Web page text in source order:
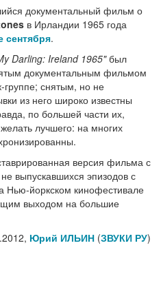
документальный фильм о
в Ирландии 1965 года
сентября.
Darling: Ireland 1965"был
документальным фильмом
группе; снятым, но не
из него широко известны
по большей части их,
лучшего: на многих
версия фильма с
выпускавшихся эпизодов с
Нью-йоркском кинофестивале
выходом на большие
Юрий ИЛЬИН (ЗВУКИ РУ)